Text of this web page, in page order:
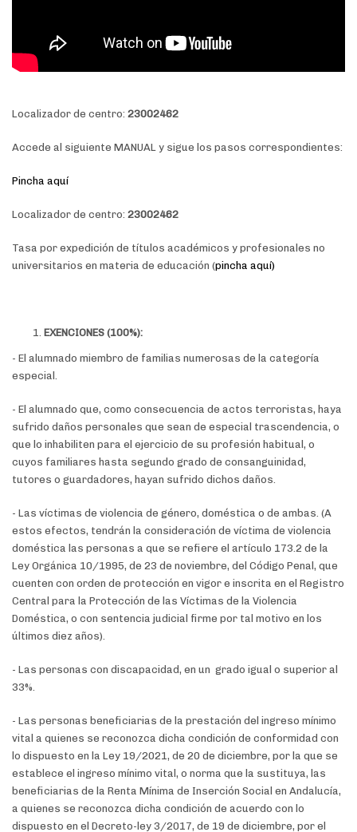
Localizador de centro: 23002462
Accede al siguiente MANUAL y sigue los pasos correspondientes:
Pincha aquí
Localizador de centro: 23002462
Tasa por expedición de títulos académicos y profesionales no
universitarios en materia de educación (pincha aquí)
EXENCIONES (100%):
- El alumnado miembro de familias numerosas de la categoría
especial.
- El alumnado que, como consecuencia de actos terroristas, haya
sufrido daños personales que sean de especial trascendencia, o
que lo inhabiliten para el ejercicio de su profesión habitual, o
cuyos familiares hasta segundo grado de consanguinidad,
tutores o guardadores, hayan sufrido dichos daños.
- Las víctimas de violencia de género, doméstica o de ambas. (A
estos efectos, tendrán la consideración de víctima de violencia
doméstica las personas a que se refiere el artículo 173.2 de la
Ley Orgánica 10/1995, de 23 de noviembre, del Código Penal, que
cuenten con orden de protección en vigor e inscrita en el Registro
Central para la Protección de las Víctimas de la Violencia
Doméstica, o con sentencia judicial firme por tal motivo en los
últimos diez años).
- Las personas con discapacidad, en un grado igual o superior al
33%.
- Las personas beneficiarias de la prestación del ingreso mínimo
vital a quienes se reconozca dicha condición de conformidad con
lo dispuesto en la Ley 19/2021, de 20 de diciembre, por la que se
establece el ingreso mínimo vital, o norma que la sustituya, las
beneficiarias de la Renta Mínima de Inserción Social en Andalucía,
a quienes se reconozca dicha condición de acuerdo con lo
dispuesto en el Decreto-ley 3/2017, de 19 de diciembre, por el